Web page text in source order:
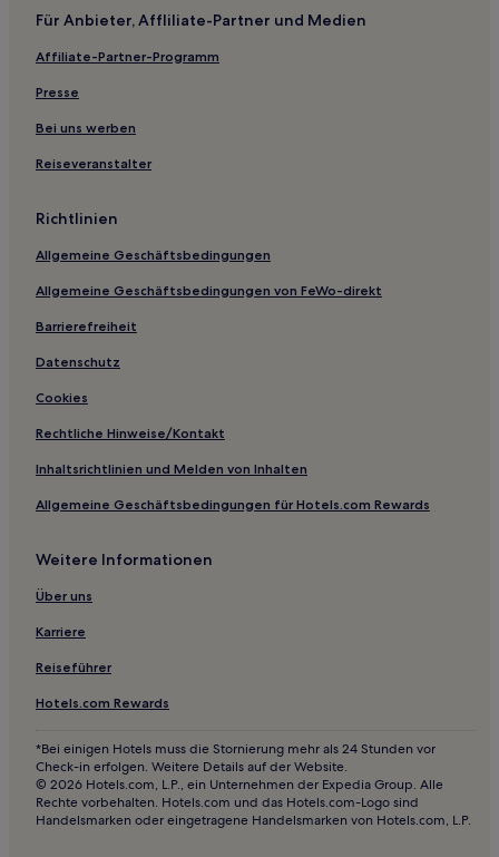
Hotels mit inbegriffenem Frühstück in Köln
Familien in Köln
Boutique- in Köln
Familien in Altstadt-Nord
Business in Mülheim
Familien in Zentrum
Hotels mit Parkplatz in Landkreis Euskirchen
Hotels mit Parkplatz in Bornheim
Hotels mit Küchenzeile in Eifel
Hotels mit Parkplatz in Eifel
Familien in Eifel
Familien in Leverkusen
Hotels mit inbegriffenem Frühstück nahe Museumsmeile
Haustierfreundliche nahe Schildergasse
Familien in Solingen
Hotels mit Parkplatz in Burscheid
Hotels mit Küchenzeile in Hürth
Familien in Hürth
Haustierfreundliche in Hürth
Haustierfreundliche in Südstadt
Haustierfreundliche in Sankt Augustin
Haustierfreundliche in Düren
Für Anbieter, Affliliate-Partner und Medien
Affiliate-Partner-Programm
Presse
Bei uns werben
Reiseveranstalter
Richtlinien
Allgemeine Geschäftsbedingungen
Allgemeine Geschäftsbedingungen von FeWo-direkt
Barrierefreiheit
Datenschutz
Cookies
Rechtliche Hinweise/Kontakt
Inhaltsrichtlinien und Melden von Inhalten
Allgemeine Geschäftsbedingungen für Hotels.com Rewards
Weitere Informationen
Über uns
Karriere
Reiseführer
Hotels.com Rewards
*Bei einigen Hotels muss die Stornierung mehr als 24 Stunden vor
Check-in erfolgen. Weitere Details auf der Website.
© 2026 Hotels.com, L.P., ein Unternehmen der Expedia Group. Alle
Rechte vorbehalten. Hotels.com und das Hotels.com-Logo sind
Handelsmarken oder eingetragene Handelsmarken von Hotels.com, L.P.